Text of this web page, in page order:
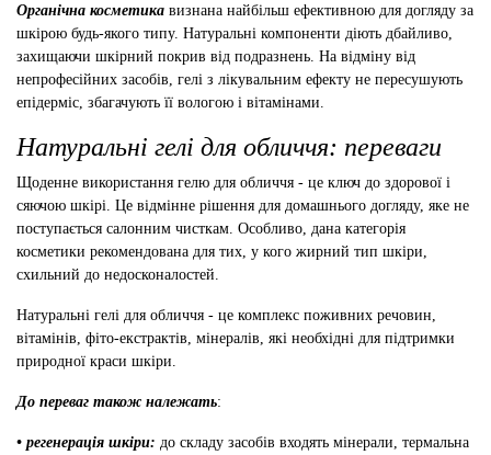
Органічна косметика визнана найбільш ефективною для догляду за
шкірою будь-якого типу. Натуральні компоненти діють дбайливо,
захищаючи шкірний покрив від подразнень. На відміну від
непрофесійних засобів, гелі з лікувальним ефекту не пересушують
епідерміс, збагачують її вологою і вітамінами.
Натуральні гелі для обличчя: переваги
Щоденне використання гелю для обличчя - це ключ до здорової і
сяючою шкірі. Це відмінне рішення для домашнього догляду, яке не
поступається салонним чисткам. Особливо, дана категорія
косметики рекомендована для тих, у кого жирний тип шкіри,
схильний до недосконалостей.
Натуральні гелі для обличчя - це комплекс поживних речовин,
вітамінів, фіто-екстрактів, мінералів, які необхідні для підтримки
природної краси шкіри.
До переваг також належать:
• регенерація шкіри: до складу засобів входять мінерали, термальна